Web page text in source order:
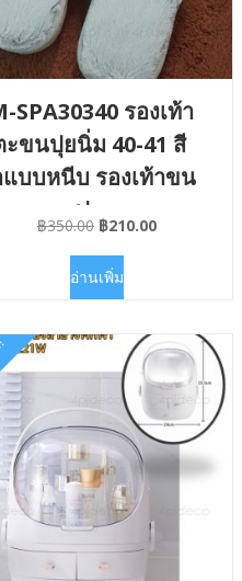
SPA30340 รองเท้า
ะขนปุยนิ่ม 40-41 สี
แบบหนีบ รองเท้าขน
ฟู
฿350.00 Original
was:
฿210.00Current
อ่านเพิ่ม
!